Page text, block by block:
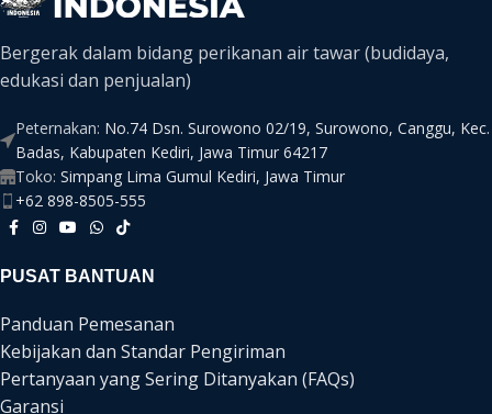
Bergerak dalam bidang perikanan air tawar (budidaya,
edukasi dan penjualan)
Peternakan: No.74 Dsn. Surowono 02/19, Surowono, Canggu, Kec.
Badas, Kabupaten Kediri, Jawa Timur 64217
Toko: Simpang Lima Gumul Kediri, Jawa Timur
+62 898-8505-555
PUSAT BANTUAN
Panduan Pemesanan
Kebijakan dan Standar Pengiriman
Pertanyaan yang Sering Ditanyakan (FAQs)
Garansi